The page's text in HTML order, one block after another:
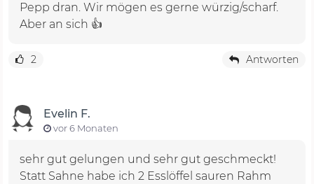
Pepp dran. Wir mögen es gerne würzig/scharf.
Aber an sich 👍
2 Antworten
Evelin F.
vor 6 Monaten
sehr gut gelungen und sehr gut geschmeckt!
Statt Sahne habe ich 2 Esslöffel sauren Rahm